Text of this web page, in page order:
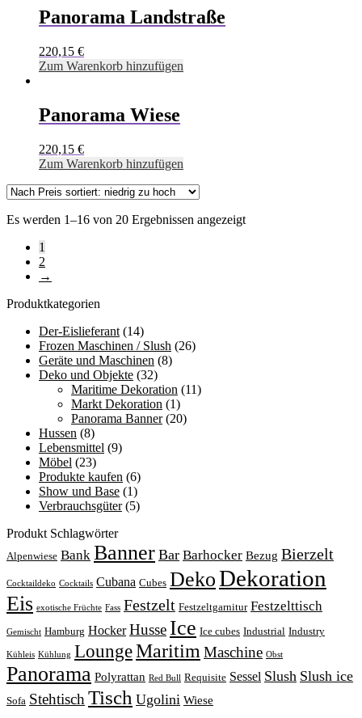
Panorama Landstraße
220,15 €
Zum Warenkorb hinzufügen
Panorama Wiese
220,15 €
Zum Warenkorb hinzufügen
Es werden 1–16 von 20 Ergebnissen angezeigt
1
2
→
Produktkategorien
Der-Eislieferant (14)
Frozen Maschinen / Slush (26)
Geräte und Maschinen (8)
Deko und Objekte (32)
Maritime Dekoration (11)
Markt Dekoration (1)
Panorama Banner (20)
Hussen (8)
Lebensmittel (9)
Möbel (23)
Produkte kaufen (6)
Show und Base (1)
Verbrauchsgüter (5)
Produkt Schlagwörter
Alpenwiese Bank Banner Bar Barhocker Bezug Bierzelt
Cocktaildeko Cocktails Cubana Cubes DekoDekoration
Eis exotische Früchte Fass Festzelt Festzeltgarnitur Festzelttisch
Gemischt Hamburg Hocker Husse Ice Ice cubes Industrial Industry
Kühleis Kühlung LoungeMaritim Maschine Obst
Panorama Polyrattan Red Bull Requisite Sessel Slush Slush ice
Sofa Stehtisch Tisch Ugolini Wiese